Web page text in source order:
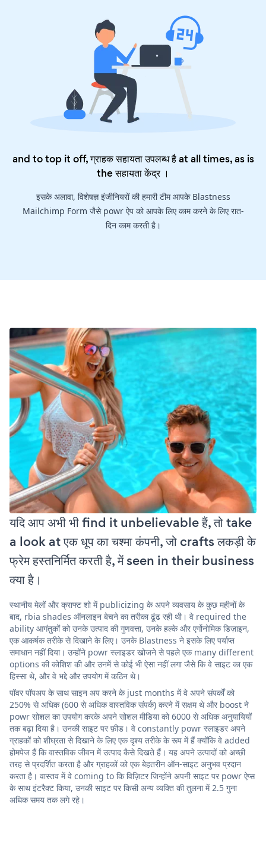
and to top it off, ग्राहक सहायता उपलब्ध है at all times, as is
theसहायता केंद्र।
इसके अलावा, विशेषज्ञ इंजीनियरों की हमारी टीम आपके Blastness
Mailchimp Form जैसे powr ऐप को आपके लिए काम करने के लिए रात-
दिन काम करती है।
यदि आप अभी भी find it unbelievable हैं, तो take
a look at एक धूप का चश्मा कंपनी, जो crafts लकड़ी के
फ्रेम हस्तनिर्मित करती है, में seen in their business
क्या है।
स्थानीय मेलों और क्राफ्ट शो में publicizing के अपने व्यवसाय के कुछ महीनों के
बाद, rbia shades ऑनलाइन बेचने का तरीका ढूंढ रही थी। वे required the
ability आगंतुकों को उनके उत्पाद की गुणवत्ता, उनके हल्के और एर्गोनोमिक डिज़ाइन,
एक आकर्षक तरीके से दिखाने के लिए। उनके Blastness ने इसके लिए पर्याप्त
समाधान नहीं दिया। उन्होंने powr स्लाइडर खोजने से पहले एक many different
options की कोशिश की और उनमें से कोई भी ऐसा नहीं लगा जैसे कि वे साइट का एक
हिस्सा थे, और वे भद्दे और उपयोग में कठिन थे।
पॉवर पॉपअप के साथ साइन अप करने के just months में वे अपने संपर्कों को
250% से अधिक (600 से अधिक वास्तविक संपर्क) करने में सक्षम थे और boost ने
powr सोशल का उपयोग करके अपने सोशल मीडिया को 6000 से अधिक अनुयायियों
तक बढ़ा दिया है। उनकी साइट पर फ़ीड। वे constantly powr स्लाइडर अपने
ग्राहकों को शीघ्रता से दिखाने के लिए एक दृश्य तरीके के रूप में हैं क्योंकि वे added
होमपेज हैं कि वास्तविक जीवन में उत्पाद कैसे दिखते हैं। यह अपने उत्पादों को अच्छी
तरह से प्रदर्शित करता है और ग्राहकों को एक बेहतरीन ऑन-साइट अनुभव प्रदान
करता है। वास्तव में वे coming to कि विज़िटर जिन्होंने अपनी साइट पर powr ऐप्स
के साथ इंटरैक्ट किया, उनकी साइट पर किसी अन्य व्यक्ति की तुलना में 2.5 गुना
अधिक समय तक लगे रहे।